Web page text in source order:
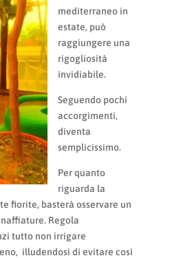
mediterraneo in
estate, può
raggiungere una
rigogliosità
invidiabile.
Seguendo pochi
accorgimenti,
diventa
semplicissimo.
Per quanto
riguarda la
fiorite, basterà osservare un
Regola
tutto non irrigare
illudendosi di evitare così